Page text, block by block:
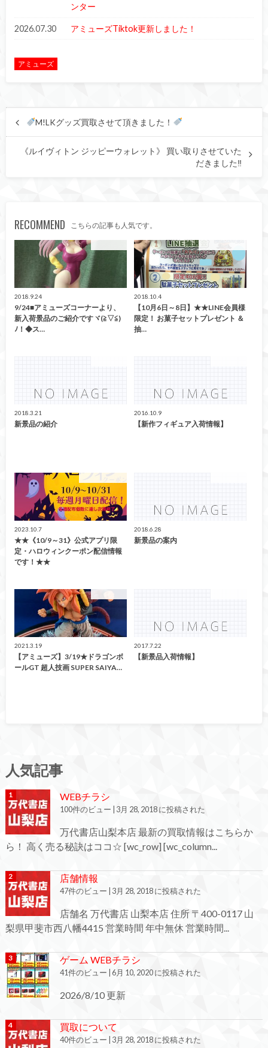
ンター
2026.07.30 アミューズTiktok更新しました！
アミューズ
M!LKグッズ買取させて頂きました！
《ルイヴィトン ジッピーウォレット》 買い取りさせていた
だきました‼︎
RECOMMEND こちらの記事も人気です。
2018.9.24
9/24■アミューズコーナーより、
新入荷景品のご紹介ですヾ(≧▽≦)
ﾉ！◆ス…
2018.10.4
【10月6日～8日】★★LINE会員様
限定！ お菓子セットプレゼント ＆
抽…
2018.3.21
新景品の紹介
2016.10.9
【新作フィギュア入荷情報】
イベント情報！
2023.10.7
★★《10/9～31》公式アプリ限
定・ハロウィンクーポン配信情報
です！★★
2018.6.28
新景品の案内
2021.3.19
【アミューズ】3/19★ドラゴンボ
ールGT 超人技画 SUPER SAIYA…
2017.7.22
【新景品入荷情報】
人気記事
WEBチラシ
100件のビュー 3月 28, 2018 に投稿された
万代書店山梨本店 最新の買取情報はこちらか
ら！ 高く売る秘訣はココ☆ [wc_row] [wc_column...
店舗情報
47件のビュー 3月 28, 2018 に投稿された
店舗名 万代書店 山梨本店 住所 〒400-0117 山
梨県甲斐市西八幡4415 営業時間 年中無休 営業時間...
ゲーム WEBチラシ
41件のビュー 6月 10, 2020 に投稿された
2026/8/10 更新
買取について
40件のビュー 3月 28, 2018 に投稿された